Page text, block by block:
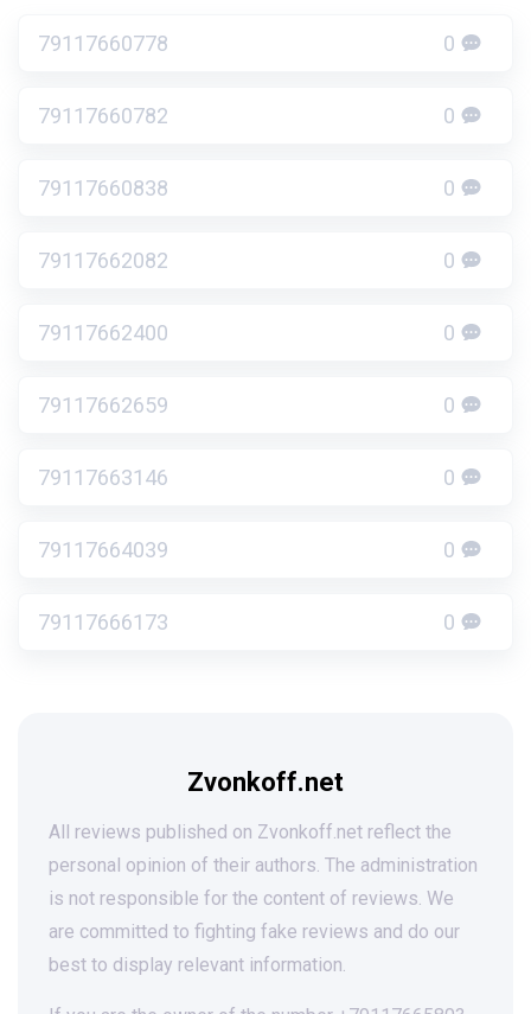
79117660778 0
79117660782 0
79117660838 0
79117662082 0
79117662400 0
79117662659 0
79117663146 0
79117664039 0
79117666173 0
Zvonkoff.net
All reviews published on Zvonkoff.net reflect the
personal opinion of their authors. The administration
is not responsible for the content of reviews. We
are committed to fighting fake reviews and do our
best to display relevant information.